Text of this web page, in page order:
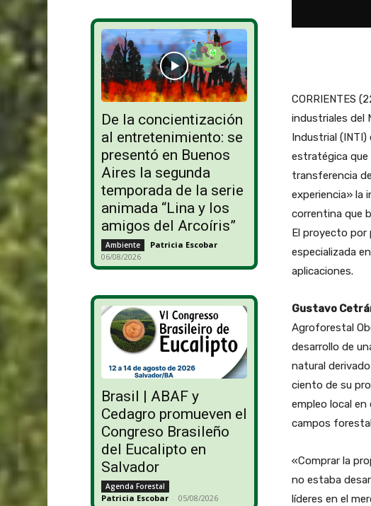
De la concientización
al entretenimiento: se
presentó en Buenos
Aires la segunda
temporada de la serie
animada “Lina y los
amigos del Arcoíris”
Ambiente Patricia Escobar -
06/08/2026
Brasil | ABAF y
Cedagro promueven el
Congreso Brasileño
del Eucalipto en
Salvador
Agenda Forestal
Patricia Escobar - 05/08/2026
CORRIENTES
industriales del
Industrial (INTI)
estratégica que
transferencia
experiencia» la
correntina que
El proyecto por
especializada
aplicaciones.
Gustavo
Agroforestal
desarrollo de
natural
ciento de su
empleo local en
campos
«Comprar la
no estaba
líderes en el